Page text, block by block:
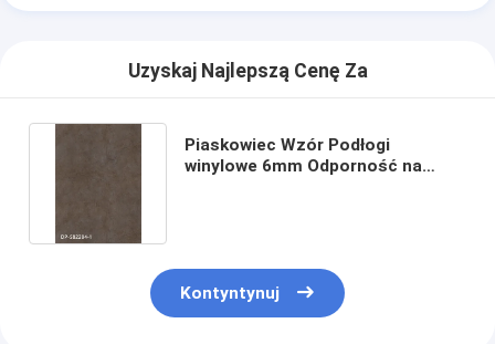
Uzyskaj Najlepszą Cenę Za
Piaskowiec Wzór Podłogi
winylowe 6mm Odporność na
Kontyntynuj